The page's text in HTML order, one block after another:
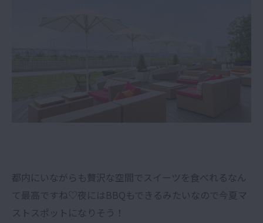
都内にいながらも贅沢な空間でスイーツを食べれるなん
て最高ですね♡夜にはBBQもできるみたいなので今夏マ
ストスポットになりそう！